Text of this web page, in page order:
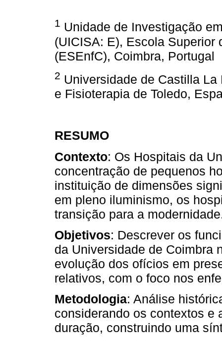
1 Unidade de Investigação
(UICISA: E), Escola Superior
(ESEnfC), Coimbra, Portugal
2 Universidade de Castilla
e Fisioterapia de Toledo,
RESUMO
Contexto: Os Hospitais da
concentração de pequenos
instituição de dimensões
em pleno iluminismo, os
transição para a
Objetivos: Descrever os
da Universidade de Coimbra
evolução dos ofícios em
relativos, com o foco nos
Metodologia: Análise
considerando os contextos e
duração, construindo uma